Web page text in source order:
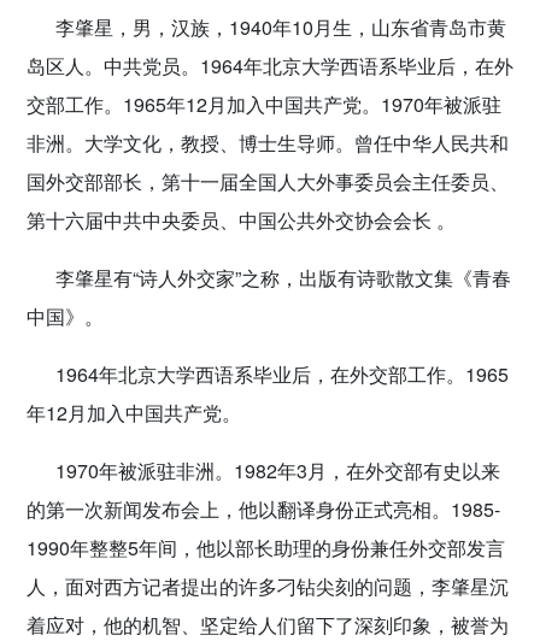
李肇星，男，汉族，1940年10月生，山东省青岛市黄
岛区人。中共党员。1964年北京大学西语系毕业后，在外
交部工作。1965年12月加入中国共产党。1970年被派驻
非洲。大学文化，教授、博士生导师。曾任中华人民共和
国外交部部长，第十一届全国人大外事委员会主任委员、
第十六届中共中央委员、中国公共外交协会会长 。
李肇星有“诗人外交家”之称，出版有诗歌散文集《青春
中国》。
1964年北京大学西语系毕业后，在外交部工作。1965
年12月加入中国共产党。
1970年被派驻非洲。1982年3月，在外交部有史以来
的第一次新闻发布会上，他以翻译身份正式亮相。1985-
1990年整整5年间，他以部长助理的身份兼任外交部发言
人，面对西方记者提出的许多刁钻尖刻的问题，李肇星沉
着应对，他的机智、坚定给人们留下了深刻印象，被誉为